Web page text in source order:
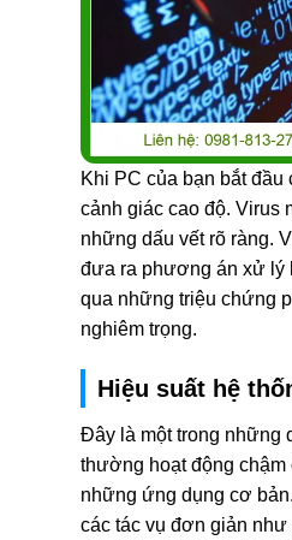
Khi PC của bạn bắt
cảnh giác cao độ. Virus
những dấu vết rõ ràng.
đưa ra phương án xử lý
qua những triệu chứng
nghiêm trọng.
Hiệu suất hệ
Đây là một trong những
thường hoạt động chậm
những ứng dụng cơ
các tác vụ đơn giản